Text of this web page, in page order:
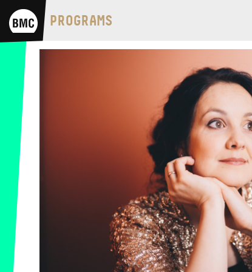
MUSIC INFORMATION CENTER
BMC INTERNATIONAL CIMBALOM
COMPETITION 2019
PROGRAMS